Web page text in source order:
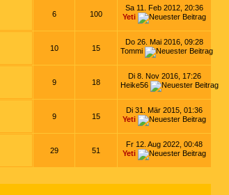
6 100
Sa 11. Feb 2012, 20:36
Yeti
10 15
Do 26. Mai 2016, 09:28
Tommi
9 18
Di 8. Nov 2016, 17:26
Heike56
9 15
Di 31. Mär 2015, 01:36
Yeti
29 51
Fr 12. Aug 2022, 00:48
Yeti